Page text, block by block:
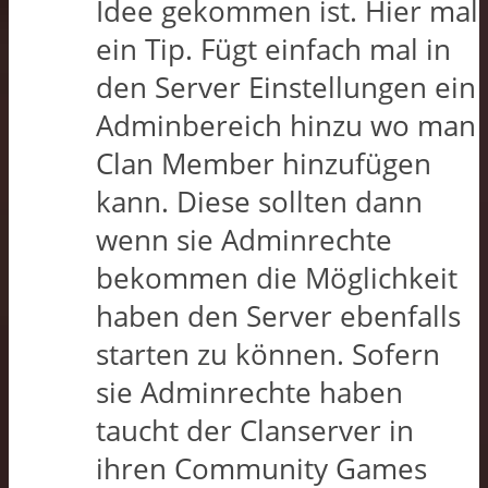
Idee gekommen ist. Hier mal
ein Tip. Fügt einfach mal in
den Server Einstellungen ein
Adminbereich hinzu wo man
Clan Member hinzufügen
kann. Diese sollten dann
wenn sie Adminrechte
bekommen die Möglichkeit
haben den Server ebenfalls
starten zu können. Sofern
sie Adminrechte haben
taucht der Clanserver in
ihren Community Games